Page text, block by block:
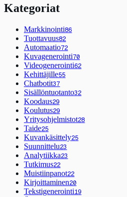
Kategoriat
Markkinointi86
Tuottavuus82
Automaatio72
Kuvagenerointi70
Videogenerointi62
Kehittäjille55
Chatbotit37
Sisällöntuotanto32
Koodaus29
Koulutus29
Yritysohjelmistot28
Taide25
Kuvankäsittely25
Suunnittelu23
Analytiikka23
Tutkimus22
Muistiinpanot22
Kirjoittaminen20
Tekstigenerointi19